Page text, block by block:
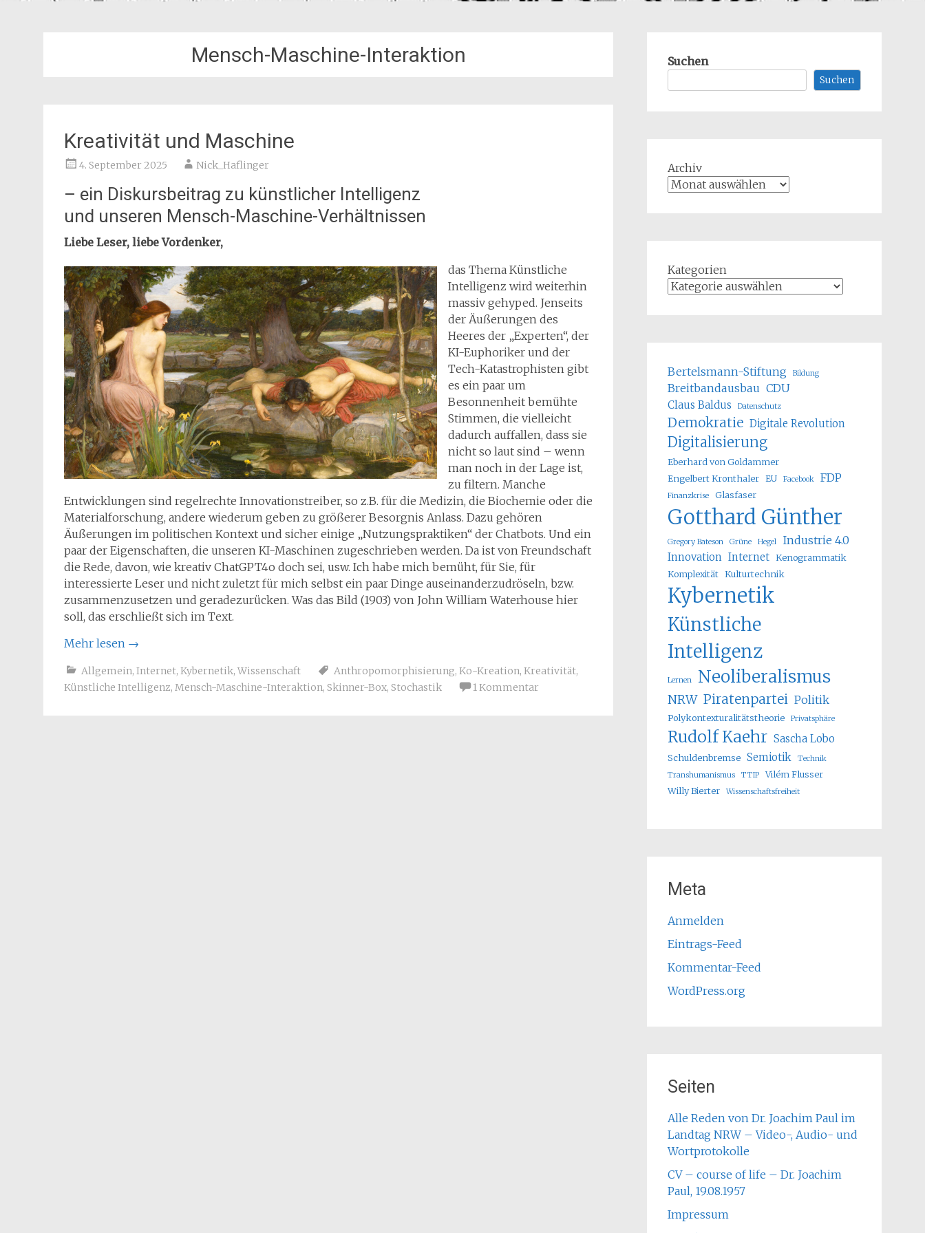
Mensch-Maschine-Interaktion
Kreativität und Maschine
4. September 2025 Nick_Haflinger
– ein Diskursbeitrag zu künstlicher Intelligenz
und unseren Mensch-Maschine-Verhältnissen
Liebe Leser, liebe Vordenker,
das Thema Künstliche
Intelligenz wird weiterhin
massiv gehyped. Jenseits
der Äußerungen des
Heeres der „Experten“, der
KI-Euphoriker und der
Tech-Katastrophisten gibt
es ein paar um
Besonnenheit bemühte
Stimmen, die vielleicht
dadurch auffallen, dass sie
nicht so laut sind – wenn
man noch in der Lage ist,
zu filtern. Manche
Entwicklungen sind regelrechte Innovationstreiber, so z.B. für die Medizin, die Biochemie oder die
Materialforschung, andere wiederum geben zu größerer Besorgnis Anlass. Dazu gehören
Äußerungen im politischen Kontext und sicher einige „Nutzungspraktiken“ der Chatbots. Und ein
paar der Eigenschaften, die unseren KI-Maschinen zugeschrieben werden. Da ist von Freundschaft
die Rede, davon, wie kreativ ChatGPT4o doch sei, usw. Ich habe mich bemüht, für Sie, für
interessierte Leser und nicht zuletzt für mich selbst ein paar Dinge auseinanderzudröseln, bzw.
zusammenzusetzen und geradezurücken. Was das Bild (1903) von John William Waterhouse hier
soll, das erschließt sich im Text.
Mehr lesen →
Allgemein, Internet, Kybernetik, Wissenschaft Anthropomorphisierung, Ko-Kreation, Kreativität,
Künstliche Intelligenz, Mensch-Maschine-Interaktion, Skinner-Box, Stochastik 1 Kommentar
Suchen
Suchen
Archiv
Kategorien
Bertelsmann-Stiftung Bildung
Breitbandausbau CDU
Claus Baldus Datenschutz
Demokratie Digitale Revolution
Digitalisierung
Eberhard von Goldammer
Engelbert Kronthaler EU Facebook FDP
Finanzkrise Glasfaser
Gotthard Günther
Gregory Bateson Grüne Hegel Industrie 4.0
Innovation Internet Kenogrammatik
Komplexität Kulturtechnik
Kybernetik
Künstliche
Intelligenz
Lernen Neoliberalismus
NRW Piratenpartei Politik
Polykontexturalitätstheorie Privatsphäre
Rudolf Kaehr Sascha Lobo
Schuldenbremse Semiotik
Technik
Transhumanismus
TTIP
Vilém Flusser
Willy Bierter
Wissenschaftsfreiheit
Meta
Anmelden
Eintrags-Feed
Kommentar-Feed
WordPress.org
Seiten
Alle Reden von Dr. Joachim Paul im
Landtag NRW – Video-, Audio- und
Wortprotokolle
CV – course of life – Dr. Joachim
Paul, 19.08.1957
Impressum